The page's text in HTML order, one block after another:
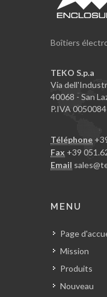
Boîtiers
TEKO S.p.a
Via
40068 - San
P.IVA
Téléphone
Fax +39
Email
MENU
Page
Mission
Produits
Nouveau